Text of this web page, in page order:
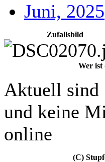
Juni, 2025
Zufallsbild
Wer ist
Aktuell sind
und keine
online
(C)